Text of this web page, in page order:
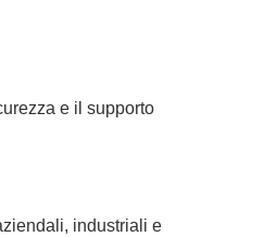
e il supporto
industriali e